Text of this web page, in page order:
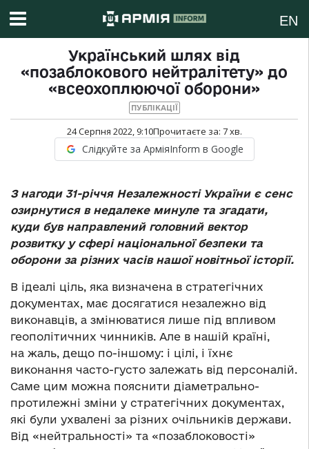
EN
Український шлях від
«позаблокового нейтралітету» до
«всеохоплюючої оборони»
ПУБЛІКАЦІЇ
24 Серпня 2022, 9:10Прочитаєте за: 7хв.
Слідкуйте за АрміяInform в Google
З нагоди 31-річчя Незалежності України є сенс
озирнутися в недалеке минуле та згадати,
куди був направлений головний вектор
розвитку у сфері національної безпеки та
оборони за різних часів нашої новітньої історії.
В ідеалі ціль, яка визначена в стратегічних
документах, має досягатися незалежно від
виконавців, а змінюватися лише під впливом
геополітичних чинників. Але в нашій країні,
на жаль, дещо по-іншому: і цілі, і їхнє
виконання часто-густо залежать від персоналій.
Саме цим можна пояснити діаметрально-
протилежні зміни у стратегічних документах,
які були ухвалені за різних очільників держави.
Від «нейтральності» та «позаблоковості»